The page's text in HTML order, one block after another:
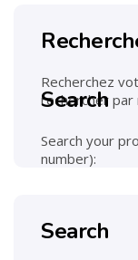
Recherchez
rechercher par
Search
Search your
number):
Search